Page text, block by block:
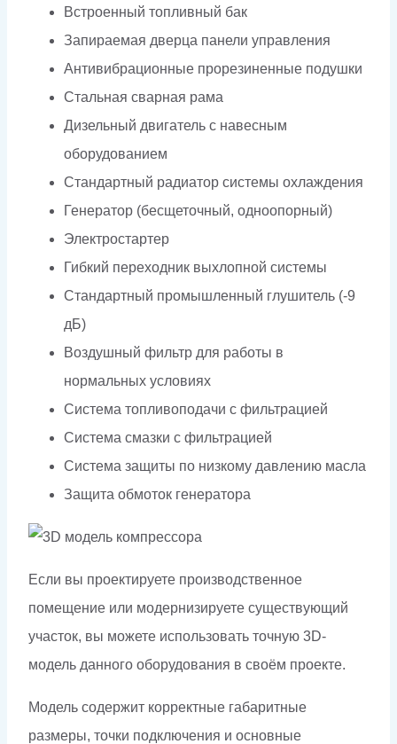
Встроенный топливный бак
Запираемая дверца панели управления
Антивибрационные прорезиненные подушки
Стальная сварная рама
Дизельный двигатель с навесным
оборудованием
Стандартный радиатор системы охлаждения
Генератор (бесщеточный, одноопорный)
Электростартер
Гибкий переходник выхлопной системы
Стандартный промышленный глушитель (-9
дБ)
Воздушный фильтр для работы в
нормальных условиях
Система топливоподачи с фильтрацией
Система смазки с фильтрацией
Система защиты по низкому давлению масла
Защита обмоток генератора
Если вы проектируете производственное
помещение или модернизируете существующий
участок, вы можете использовать точную 3D-
модель данного оборудования в своём проекте.
Модель содержит корректные габаритные
размеры, точки подключения и основные